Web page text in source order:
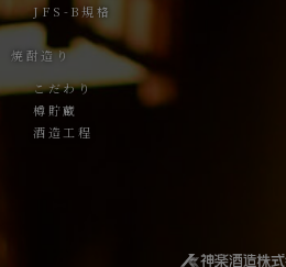
JFS-B規格
焼酎造り
こだわり
樽貯蔵
酒造工程